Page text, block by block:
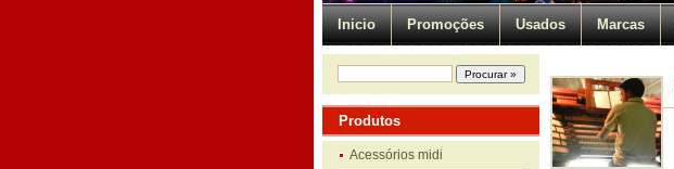
Inicio Promoções Usados Marcas
Produtos
Acessórios midi